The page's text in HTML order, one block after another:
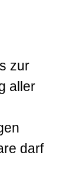
zur
aller
darf